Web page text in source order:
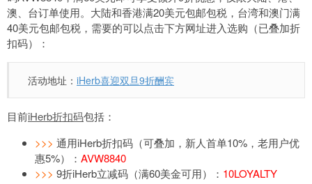
澳、台订单使用。大陆和香港满20美元包邮包税，台湾和澳门满
40美元包邮包税，需要的可以点击下方网址进入选购（已叠加折
扣码）：
活动地址： iHerb喜迎双旦9折酬宾
目前iHerb折扣码包括：
>>> 通用iHerb折扣码（可叠加，新人首单10%，老用户优
惠5%）： AVW8840
>>> 9折iHerb立减码（满60美金可用）： 10LOYALTY